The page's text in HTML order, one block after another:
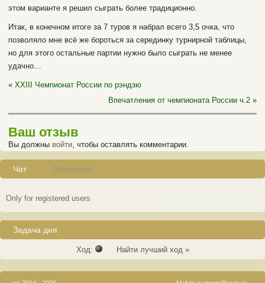
этом варианте я решил сыграть более традиционно.
Итак, в конечном итоге за 7 туров я набрал всего 3,5 очка, что
позволяло мне всё же бороться за серединку турнирной таблицы,
но для этого остальные партии нужно было сыграть не менее
удачно…
« XXIII Чемпионат России по рэндзю
Впечатления от чемпионата России ч.2 »
Ваш отзыв
Вы должны войти, чтобы оставлять комментарии.
Чат Отключить
Only for registered users
Задача дня
Ход: Найти лучший ход »